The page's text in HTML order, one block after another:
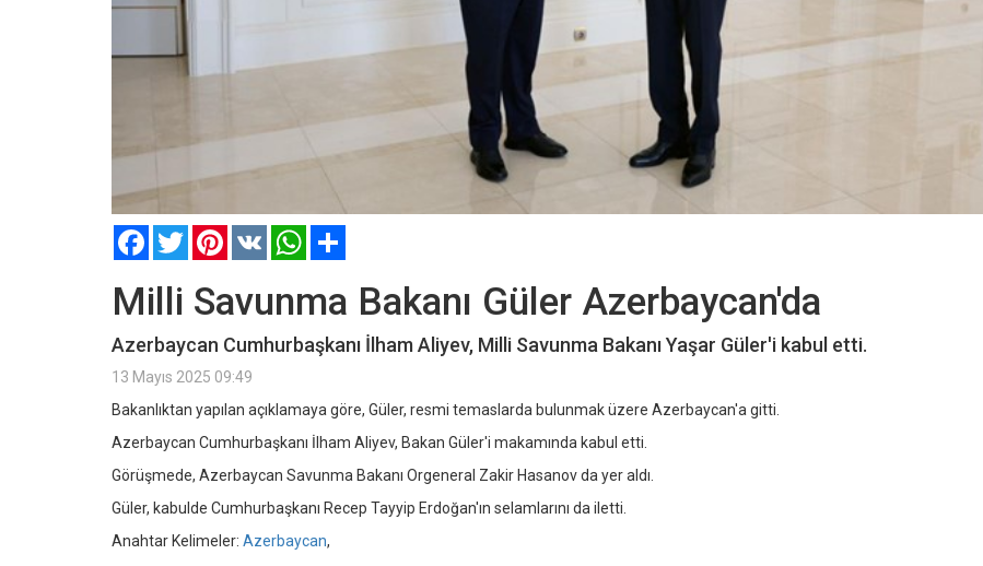
FacebookTwitterPinterest
VK WhatsApp
Milli Savunma Bakanı Güler Azerbaycan'da
Azerbaycan Cumhurbaşkanı İlham Aliyev, Milli Savunma Bakanı Yaşar Güler'i kabul etti.
13 Mayıs 2025 09:49
Bakanlıktan yapılan açıklamaya göre, Güler, resmi temaslarda bulunmak üzere Azerbaycan'a gitti.
Azerbaycan Cumhurbaşkanı İlham Aliyev, Bakan Güler'i makamında kabul etti.
Görüşmede, Azerbaycan Savunma Bakanı Orgeneral Zakir Hasanov da yer aldı.
Güler, kabulde Cumhurbaşkanı Recep Tayyip Erdoğan'ın selamlarını da iletti.
Anahtar Kelimeler: Azerbaycan,